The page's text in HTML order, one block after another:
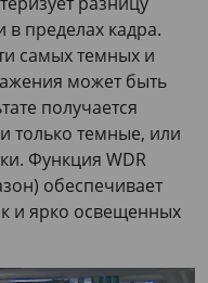
пределах кадра.
самых темных и
может быть
получается
только темные, или
Функция WDR
обеспечивает
и ярко освещенных